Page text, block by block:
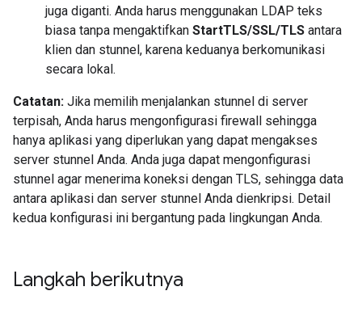
juga diganti. Anda harus menggunakan LDAP teks
biasa tanpa mengaktifkan StartTLS/SSL/TLS antara
klien dan stunnel, karena keduanya berkomunikasi
secara lokal.
Catatan: Jika memilih menjalankan stunnel di server
terpisah, Anda harus mengonfigurasi firewall sehingga
hanya aplikasi yang diperlukan yang dapat mengakses
server stunnel Anda. Anda juga dapat mengonfigurasi
stunnel agar menerima koneksi dengan TLS, sehingga data
antara aplikasi dan server stunnel Anda dienkripsi. Detail
kedua konfigurasi ini bergantung pada lingkungan Anda.
Langkah berikutnya